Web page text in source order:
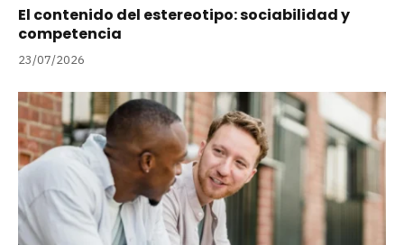
El contenido del estereotipo: sociabilidad y
competencia
23/07/2026